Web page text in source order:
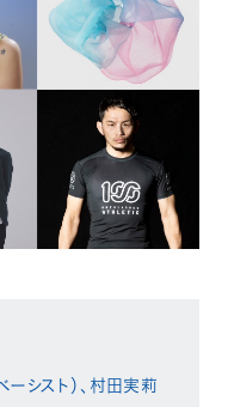
シスト）、村田実莉